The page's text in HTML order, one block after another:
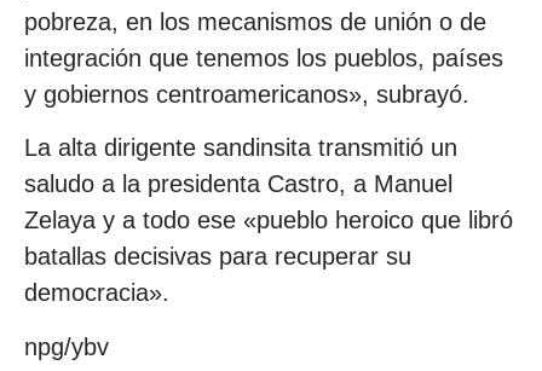
pobreza, en los mecanismos de unión o de
integración que tenemos los pueblos, países
y gobiernos centroamericanos», subrayó.
La alta dirigente sandinsita transmitió un
saludo a la presidenta Castro, a Manuel
Zelaya y a todo ese «pueblo heroico que libró
batallas decisivas para recuperar su
democracia».
npg/ybv